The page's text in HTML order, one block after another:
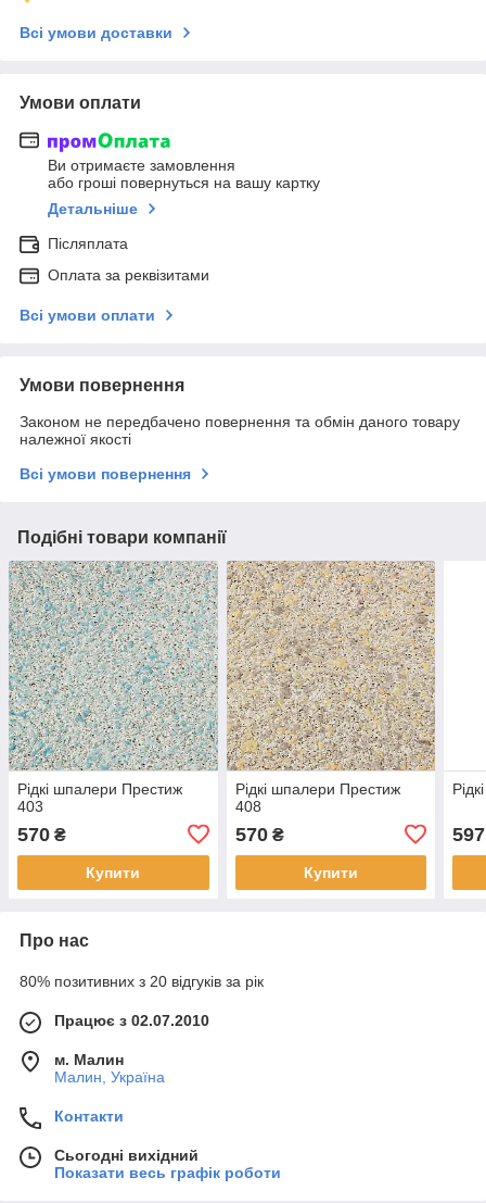
Всі умови доставки
Умови оплати
Ви отримаєте замовлення
або гроші повернуться на вашу картку
Детальніше
Післяплата
Оплата за реквізитами
Всі умови оплати
Умови повернення
Законом не передбачено повернення та обмін даного товару
належної якості
Всі умови повернення
Подібні товари компанії
Рідкі шпалери Престиж
403
570 ₴
Купити
Рідкі шпалери Престиж
408
570₴
Купити
597
Про нас
80% позитивних з 20 відгуків за рік
Працює з 02.07.2010
м. Малин
Малин, Україна
Контакти
Сьогодні вихідний
Показати весь графік роботи